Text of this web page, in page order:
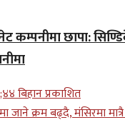
कम्पनीमा छापा:
बिहान प्रकाशित